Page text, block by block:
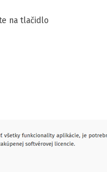
na tlačidlo